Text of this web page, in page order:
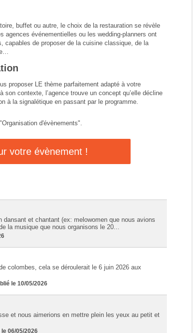
buffet ou autre, le choix de la restauration se révèle
événementielles ou les wedding-planners ont
capables de proposer de la cuisine classique, de la
proposer LE thème parfaitement adapté à votre
contexte, l’agence trouve un concept qu’elle décline
à la signalétique en passant par le programme.
d'évènements".
votre évènement !
et chantant (ex: melowomen que nous avions
la musique que nous organisons le 20...
colombes, cela se déroulerait le 6 juin 2026 aux
le 10/05/2026
et nous aimerions en mettre plein les yeux au petit et
06/05/2026